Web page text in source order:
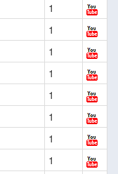
1
1
1
1
1
1
1
1